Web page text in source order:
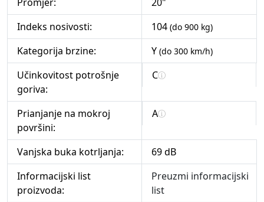
Indeks nosivosti:
104 (do 900 kg)
Kategorija brzine: Y (do 300 km/h)
Učinkovitost potrošnje
goriva:
C
Prianjanje na mokroj
površini:
A
Vanjska buka kotrljanja:
69 dB
Informacijski list
proizvoda:
Preuzmi informacijski
list